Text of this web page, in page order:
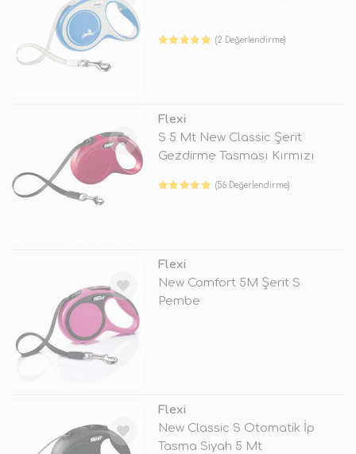
(2 Değerlendirme)
Flexi
S 5 Mt New Classic Şerit
Gezdirme Tasması Kırmızı
(56 Değerlendirme)
Flexi
New Comfort 5M Şerit S
Pembe
Flexi
New Classic S Otomatik İp
Tasma Siyah 5 Mt